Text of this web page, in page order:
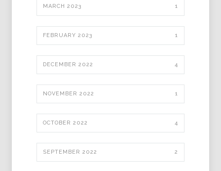
MARCH 2023 1
FEBRUARY 2023 1
DECEMBER 2022 4
NOVEMBER 2022 1
OCTOBER 2022 4
SEPTEMBER 2022 2